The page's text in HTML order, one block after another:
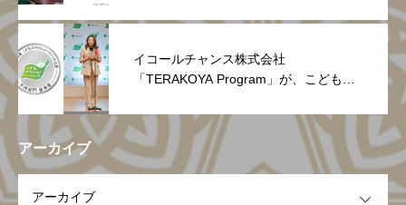
イコールチャンス株式会社
「TERAKOYA Program」が、こどもス
賞を受賞～社会と学校をつなぎ、次世代
により良い未来を残す教育モデルが高く
評価～
アーカイブ